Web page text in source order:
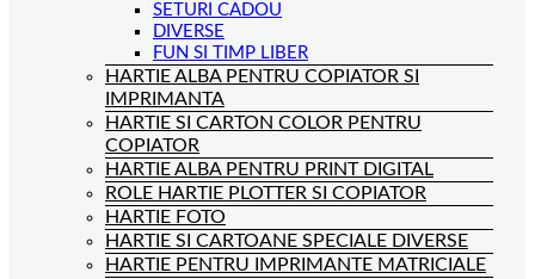
SETURI CADOU
DIVERSE
FUN SI TIMP LIBER
HARTIE ALBA PENTRU COPIATOR SI
IMPRIMANTA
HARTIE SI CARTON COLOR PENTRU
COPIATOR
HARTIE ALBA PENTRU PRINT DIGITAL
ROLE HARTIE PLOTTER SI COPIATOR
HARTIE FOTO
HARTIE SI CARTOANE SPECIALE DIVERSE
HARTIE PENTRU IMPRIMANTE MATRICIALE